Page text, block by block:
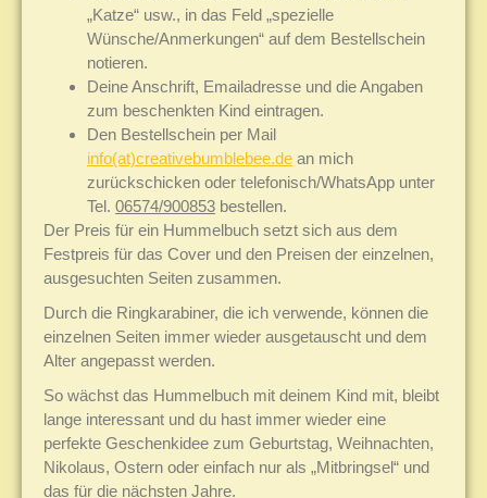
„Katze“ usw., in das Feld „spezielle
Wünsche/Anmerkungen“ auf dem Bestellschein
notieren.
Deine Anschrift, Emailadresse und die Angaben
zum beschenkten Kind eintragen.
Den Bestellschein per Mail
info(at)creativebumblebee.de an mich
zurückschicken oder telefonisch/WhatsApp unter
Tel. 06574/900853 bestellen.
Der Preis für ein Hummelbuch setzt sich aus dem
Festpreis für das Cover und den Preisen der einzelnen,
ausgesuchten Seiten zusammen.
Durch die Ringkarabiner, die ich verwende, können die
einzelnen Seiten immer wieder ausgetauscht und dem
Alter angepasst werden.
So wächst das Hummelbuch mit deinem Kind mit, bleibt
lange interessant und du hast immer wieder eine
perfekte Geschenkidee zum Geburtstag, Weihnachten,
Nikolaus, Ostern oder einfach nur als „Mitbringsel“ und
das für die nächsten Jahre.